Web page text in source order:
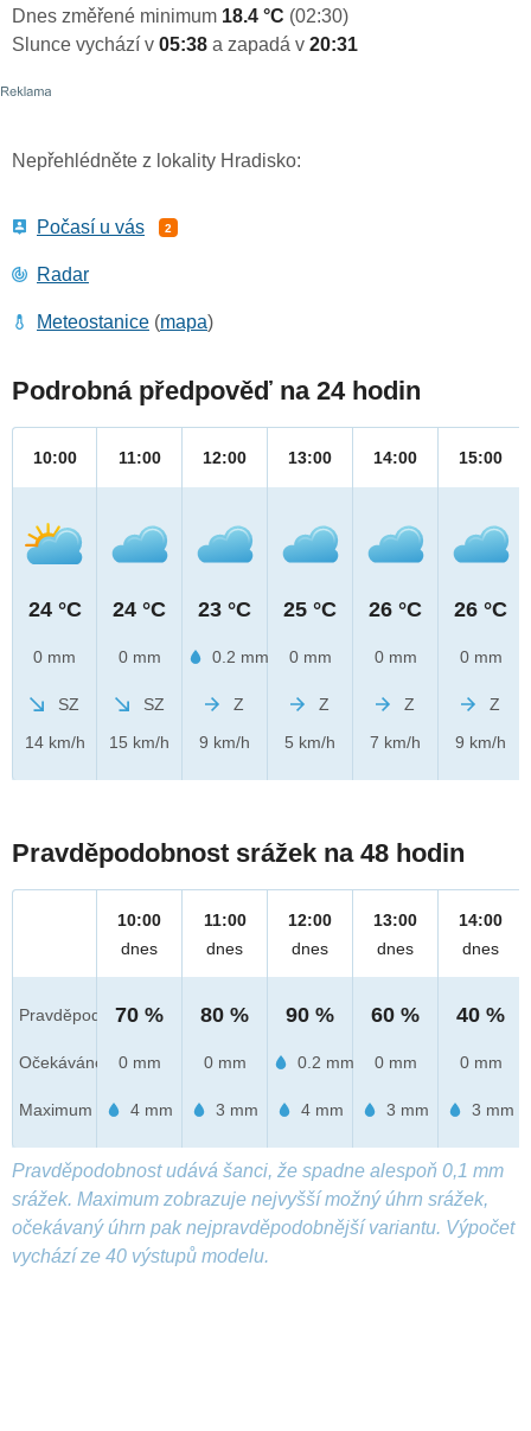
Dnes změřené minimum 18.4 °C (02:30)
Slunce vychází v 05:38 a zapadá v 20:31
Nepřehlédněte z lokality Hradisko:
Počasí u vás 2
Radar
Meteostanice (mapa)
Podrobná předpověď na 24 hodin
10:00
24 °C
0 mm
SZ
14 km/h
11:00
24 °C
0 mm
SZ
15 km/h
12:00
23 °C
0.2 mm
Z
9 km/h
13:00
25 °C
0 mm
Z
5 km/h
14:00
26 °C
0 mm
Z
7 km/h
15:00
26 °C
0 mm
Z
9 km/h
Pravděpodobnost srážek na 48 hodin
Pravděpod.
Očekáváno
Maximum
10:00
dnes
70 %
0 mm
4 mm
11:00
dnes
80 %
0 mm
3 mm
12:00
dnes
90 %
0.2 mm
4 mm
13:00
dnes
60 %
0 mm
3 mm
14:00
dnes
40 %
0 mm
3 mm
Pravděpodobnost udává šanci, že spadne alespoň 0,1 mm
srážek. Maximum zobrazuje nejvyšší možný úhrn srážek,
očekávaný úhrn pak nejpravděpodobnější variantu. Výpočet
vychází ze 40 výstupů modelu.